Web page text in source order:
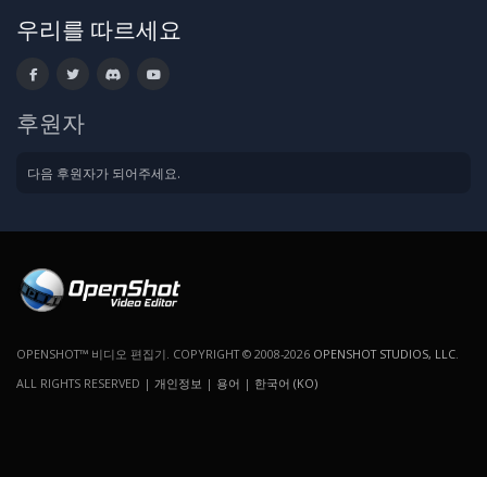
우리를 따르세요
후원자
다음 후원자가 되어주세요.
OPENSHOT™ 비디오 편집기. COPYRIGHT © 2008-2026 OPENSHOT STUDIOS, LLC
ALL RIGHTS RESERVED | 개인정보 | 용어 | 한국어 (KO)